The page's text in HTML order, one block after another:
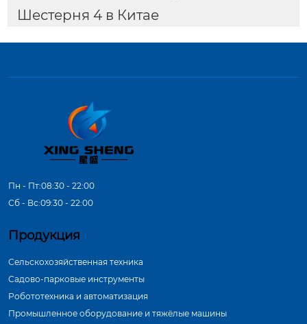
Шестерня 4 в Китае
Пн - Пт:08:30 - 22:00
Сб - Вс:09:30 - 22:00
Продукция
Сельскохозяйственная техника
Садово-парковые инструменты
Робототехника и автоматизация
Промышленное оборудование и тяжёлые машины